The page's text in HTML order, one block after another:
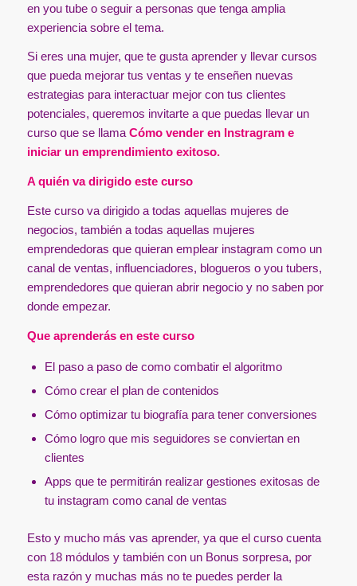
en you tube o seguir a personas que tenga amplia
experiencia sobre el tema.
Si eres una mujer, que te gusta aprender y llevar cursos
que pueda mejorar tus ventas y te enseñen nuevas
estrategias para interactuar mejor con tus clientes
potenciales, queremos invitarte a que puedas llevar un
curso que se llama Cómo vender en Instragram e
iniciar un emprendimiento exitoso.
A quién va dirigido este curso
Este curso va dirigido a todas aquellas mujeres de
negocios, también a todas aquellas mujeres
emprendedoras que quieran emplear instagram como un
canal de ventas, influenciadores, blogueros o you tubers,
emprendedores que quieran abrir negocio y no saben por
donde empezar.
Que aprenderás en este curso
El paso a paso de como combatir el algoritmo
Cómo crear el plan de contenidos
Cómo optimizar tu biografía para tener conversiones
Cómo logro que mis seguidores se conviertan en
clientes
Apps que te permitirán realizar gestiones exitosas de
tu instagram como canal de ventas
Esto y mucho más vas aprender, ya que el curso cuenta
con 18 módulos y también con un Bonus sorpresa, por
esta razón y muchas más no te puedes perder la